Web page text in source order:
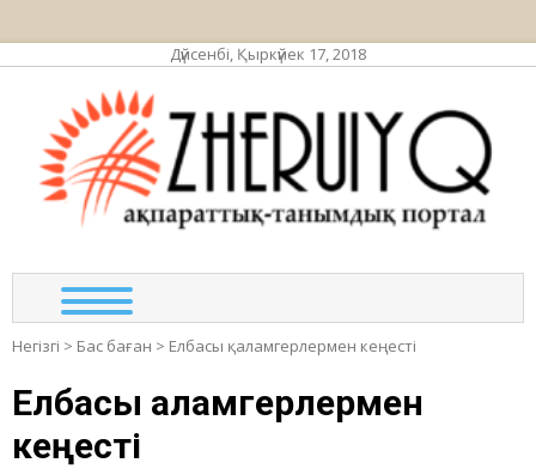
Дүйсенбі, Қыркүйек 17, 2018
Негізгі > Бас баған > Елбасы қаламгерлермен кеңесті
Елбасы қаламгерлермен
кеңесті